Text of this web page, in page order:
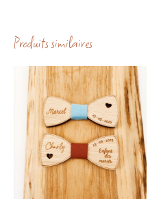
Produits similaires